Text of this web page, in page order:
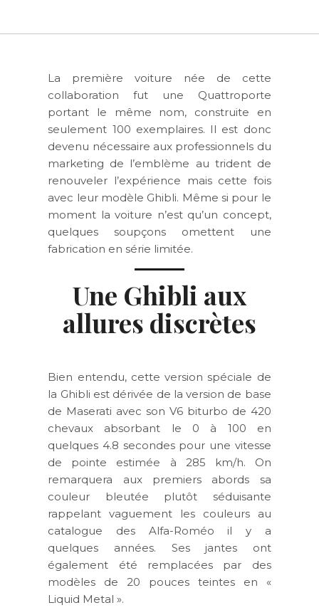
La première voiture née de cette
collaboration fut une Quattroporte
portant le même nom, construite en
seulement 100 exemplaires. Il est donc
devenu nécessaire aux professionnels du
marketing de l’emblème au trident de
renouveler l’expérience mais cette fois
avec leur modèle Ghibli. Même si pour le
moment la voiture n’est qu’un concept,
quelques soupçons omettent une
fabrication en série limitée.
Une Ghibli aux
allures discrètes
Bien entendu, cette version spéciale de
la Ghibli est dérivée de la version de base
de Maserati avec son V6 biturbo de 420
chevaux absorbant le 0 à 100 en
quelques 4.8 secondes pour une vitesse
de pointe estimée à 285 km/h. On
remarquera aux premiers abords sa
couleur bleutée plutôt séduisante
rappelant vaguement les couleurs au
catalogue des Alfa-Roméo il y a
quelques années. Ses jantes ont
également été remplacées par des
modèles de 20 pouces teintes en «
Liquid Metal ».